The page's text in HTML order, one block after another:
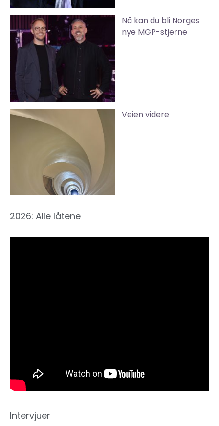
Nå kan du bli Norges
nye MGP-stjerne
Veien videre
2026: Alle låtene
Intervjuer